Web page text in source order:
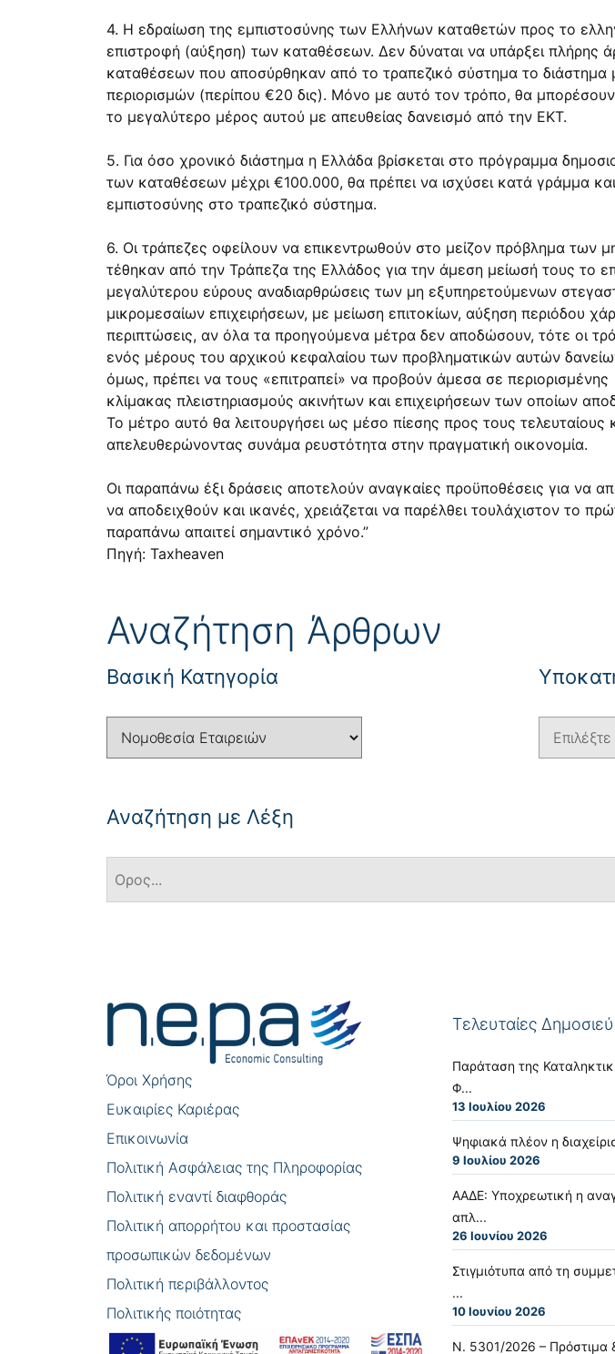
4. Η εδραίωση της εμπιστοσύνης των Ελλήνων καταθετών προς το
επιστροφή (αύξηση) των καταθέσεων. Δεν δύναται να υπάρξει
καταθέσεων που αποσύρθηκαν από το τραπεζικό σύστημα το διάστημα
περιορισμών (περίπου €20 δις). Μόνο με αυτό τον τρόπο, θα
το μεγαλύτερο μέρος αυτού με απευθείας δανεισμό από την ΕΚΤ.
5. Για όσο χρονικό διάστημα η Ελλάδα βρίσκεται στο πρόγραμμα
των καταθέσεων μέχρι €100.000, θα πρέπει να ισχύσει κατά γράμμα
εμπιστοσύνης στο τραπεζικό σύστημα.
6. Οι τράπεζες οφείλουν να επικεντρωθούν στο μείζον πρόβλημα
τέθηκαν από την Τράπεζα της Ελλάδος για την άμεση μείωσή τους το
μεγαλύτερου εύρους αναδιαρθρώσεις των μη εξυπηρετούμενων
μικρομεσαίων επιχειρήσεων, με μείωση επιτοκίων, αύξηση περιόδου
περιπτώσεις, αν όλα τα προηγούμενα μέτρα δεν αποδώσουν, τότε οι
ενός μέρους του αρχικού κεφαλαίου των προβληματικών αυτών
όμως, πρέπει να τους «επιτραπεί» να προβούν άμεσα σε περιορισμένης
κλίμακας πλειστηριασμούς ακινήτων και επιχειρήσεων των οποίων
Το μέτρο αυτό θα λειτουργήσει ως μέσο πίεσης προς τους
απελευθερώνοντας συνάμα ρευστότητα στην πραγματική οικονομία.
Οι παραπάνω έξι δράσεις αποτελούν αναγκαίες προϋποθέσεις για να
να αποδειχθούν και ικανές, χρειάζεται να παρέλθει τουλάχιστον το
παραπάνω απαιτεί σημαντικό χρόνο.”
Πηγή: Taxheaven
Αναζήτηση Άρθρων
Βασική Κατηγορία
Αναζήτηση με Λέξη
Όροι Χρήσης
Eυκαιρίες Καριέρας
Επικοινωνία
Πολιτική Ασφάλειας της Πληροφορίας
Πολιτική εναντί διαφθοράς
Πολιτική απορρήτου και προστασίας
προσωπικών δεδομένων
Πολιτική περιβάλλοντος
Πολιτικής ποιότητας
Τελευταίες
Παράταση της
Φ...
13 Ιουλίου 2026
Ψηφιακά πλέον η
9 Ιουλίου 2026
ΑΑΔΕ: Υποχρεωτική η
απλ...
26 Ιουνίου 2026
Στιγμιότυπα από τη
...
10 Ιουνίου 2026
Ν. 5301/2026 – Πρόστιμα